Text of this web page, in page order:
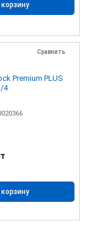
корзину
Сравнить
Premium PLUS
4
корзину